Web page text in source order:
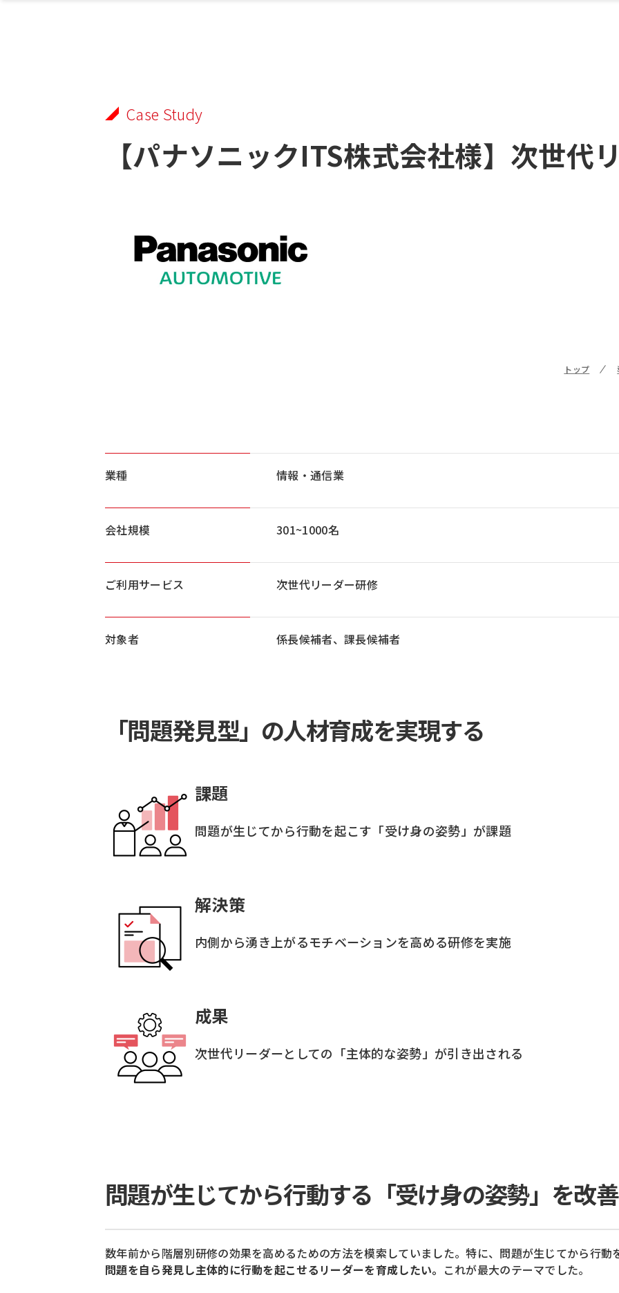
Case Study
【パナソニックITS株式会社様】次世代
トップ
業種 情報・通信業
会社規模 301~1000名
ご利用サービス 次世代リーダー研修
対象者 係長候補者、課長候補者
「問題発見型」の人材育成を実現する
課題
問題が生じてから行動を起こす「受け身の姿勢」が課題
解決策
内側から湧き上がるモチベーションを高める研修を実施
成果
次世代リーダーとしての「主体的な姿勢」が引き出される
問題が生じてから行動する「受け身の姿勢」を改
数年前から階層別研修の効果を高めるための方法を模索していました。特に、問題が生じてから行動
問題を自ら発見し主体的に行動を起こせるリーダーを育成したい。 これが最大のテーマでした。